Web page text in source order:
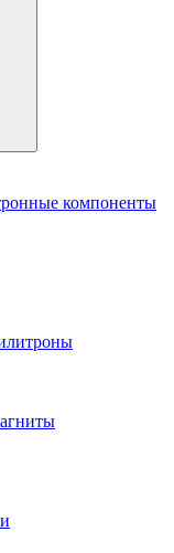
компоненты